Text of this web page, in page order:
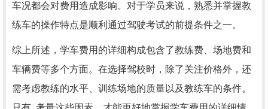
车况都会对费用造成影响。对于学员来说，熟悉并掌握教
练车的操作特点是顺利通过驾驶考试的前提条件之一。
综上所述，学车费用的详细构成包含了教练费、场地费和
车辆费等多个方面。在选择驾校时，除了关注价格外，还
需考虑教练的水平、训练场地的质量以及教练车的条件。